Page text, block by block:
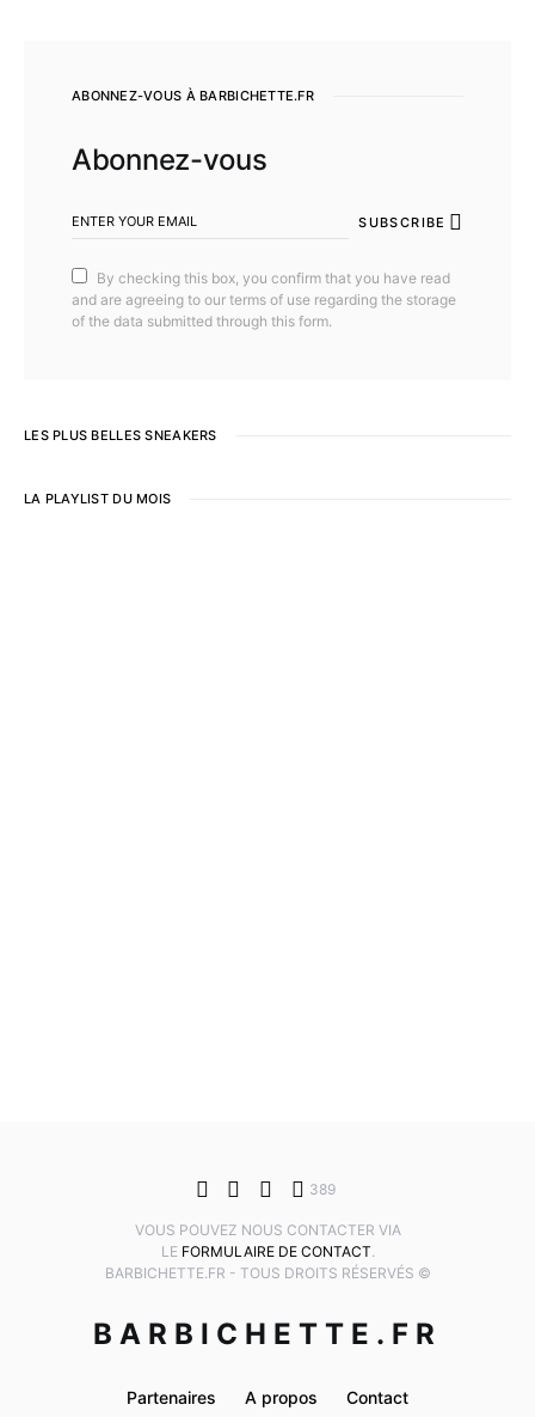
ABONNEZ-VOUS À BARBICHETTE.FR
Abonnez-vous
SUBSCRIBE
By checking this box, you confirm that you have read
and are agreeing to our terms of use regarding the storage
of the data submitted through this form.
LES PLUS BELLES SNEAKERS
LA PLAYLIST DU MOIS
389
VOUS POUVEZ NOUS CONTACTER VIA
LE FORMULAIRE DE CONTACT.
BARBICHETTE.FR - TOUS DROITS RÉSERVÉS ©
BARBICHETTE.FR
Partenaires A propos Contact